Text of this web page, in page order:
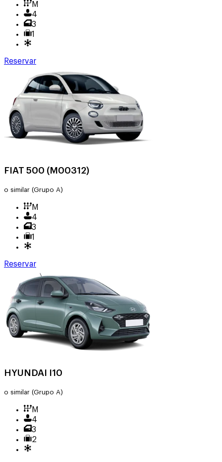
M
4
3
1
Reservar
FIAT 500 (M00312)
o similar (Grupo A)
M
4
3
1
Reservar
HYUNDAI I10
o similar (Grupo A)
M
4
3
2